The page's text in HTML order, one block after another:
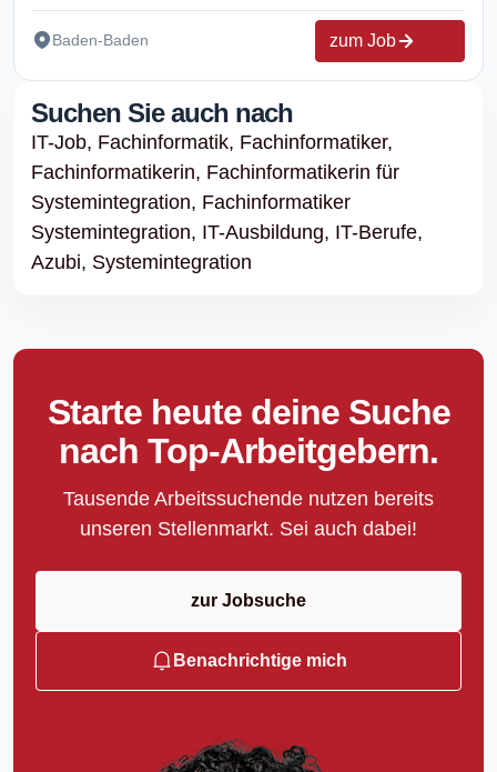
Baden-Baden zum Job
Suchen Sie auch nach
IT-Job, Fachinformatik, Fachinformatiker,
Fachinformatikerin, Fachinformatikerin für
Systemintegration, Fachinformatiker
Systemintegration, IT-Ausbildung, IT-Berufe,
Azubi, Systemintegration
Starte heute deine Suche
nach Top-Arbeitgebern.
Tausende Arbeitssuchende nutzen bereits
unseren Stellenmarkt. Sei auch dabei!
zur Jobsuche
Benachrichtige mich